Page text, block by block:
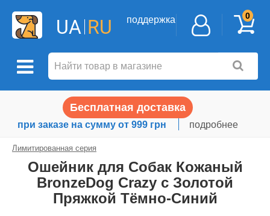
UA RU поддержка 0
Бесплатная доставка
при заказе на сумму от 999 грн подробнее
Лимитированная серия
Ошейник для Собак Кожаный
BronzeDog Crazy с Золотой
Пряжкой Тёмно-Синий